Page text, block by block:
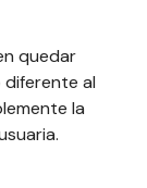
quedar
al
la